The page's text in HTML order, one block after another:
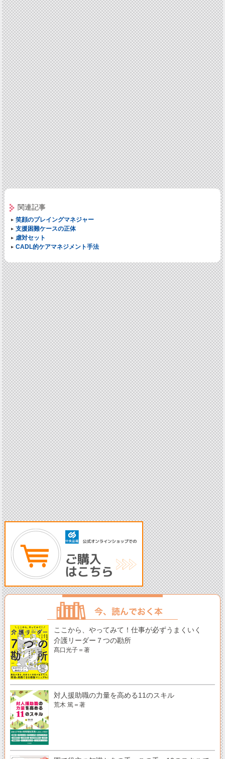
関連記事
笑顔のプレイングマネジャー
支援困難ケースの正体
虐対セット
CADL的ケアマネジメント手法
ここから、やってみて！仕事が必ずうまくいく
介護リーダー７つの勘所
髙口光子＝著
対人援助職の力量を高める11のスキル
荒木 篤＝著